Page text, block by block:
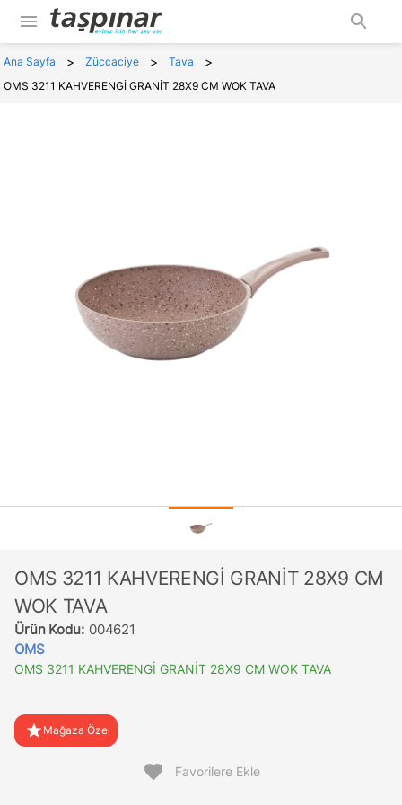
menu search
Ana Sayfa > Züccaciye > Tava >
OMS 3211 KAHVERENGİ GRANİT 28X9 CM WOK TAVA
OMS 3211 KAHVERENGİ GRANİT 28X9 CM
WOK TAVA
Ürün Kodu: 004621
OMS
OMS 3211 KAHVERENGİ GRANİT 28X9 CM WOK TAVA
star Mağaza Özel
favorite Favorilere Ekle